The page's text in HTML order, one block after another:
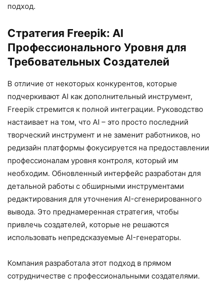
подход.
Стратегия Freepik: AI
Профессионального Уровня для
Требовательных Создателей
В отличие от некоторых конкурентов, которые
подчеркивают AI как дополнительный инструмент,
Freepik стремится к полной интеграции. Руководство
настаивает на том, что AI – это просто последний
творческий инструмент и не заменит работников, но
редизайн платформы фокусируется на предоставлении
профессионалам уровня контроля, который им
необходим. Обновленный интерфейс разработан для
детальной работы с обширными инструментами
редактирования для уточнения AI-сгенерированного
вывода. Это преднамеренная стратегия, чтобы
привлечь создателей, которые не решаются
использовать непредсказуемые AI-генераторы.
Компания разработала этот подход в прямом
сотрудничестве с профессиональными создателями.